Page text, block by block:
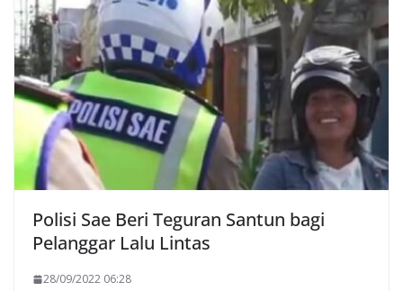
Polisi Sae Beri Teguran Santun bagi
Pelanggar Lalu Lintas
28/09/2022 06:28